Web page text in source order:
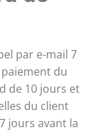
par e-mail 7
du
de 10 jours et
du client
jours avant la